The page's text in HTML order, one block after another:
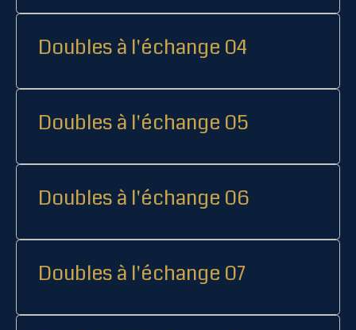
Doubles à l'échange 04
Doubles à l'échange 05
Doubles à l'échange 06
Doubles à l'échange 07